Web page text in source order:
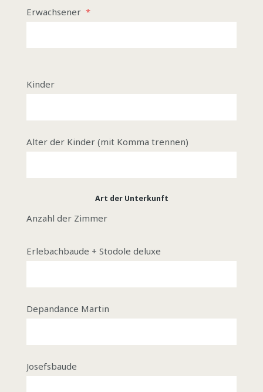
Erwachsener *
Kinder
Alter der Kinder (mit Komma trennen)
Art der Unterkunft
Anzahl der Zimmer
Erlebachbaude + Stodole deluxe
Depandance Martin
Josefsbaude